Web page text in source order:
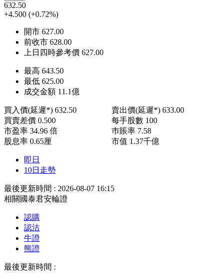
632.50
+4.500 (+0.72%)
開市 627.00
前收市 628.00
上日四時參考價 627.00
最高 643.50
最低 625.00
成交金額 11.1億
買入價(延遲*) 632.50 賣出價(延遲*) 633.00
買賣差價 0.500 每手股數 100
市盈率 34.96 倍 巿賬率 7.58
股息率 0.65厘 市值 1.37千億
即日
10日走勢
最後更新時間 : 2026-08-07 16:15
相關國泰君安輪證
認購
認沽
牛證
熊證
最後更新時間 :